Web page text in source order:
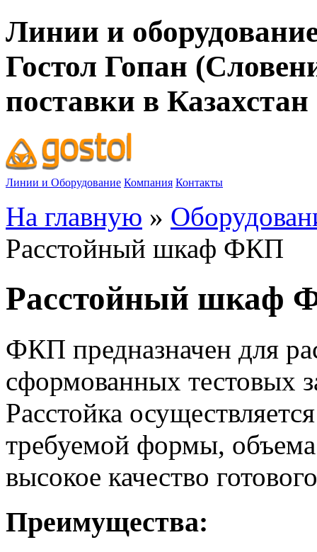
Линии и
Гостол Гопан
поставки в Казахстан
Линии и Оборудование Компания Контакты
На главную »
Расстойный шкаф ФКП
Расстойный шкаф
ФКП предназначен для
сформованных тестовых
Расстойка
требуемой формы,
высокое качество
Преимущества: